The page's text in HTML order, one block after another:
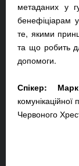
метаданих у
бенефіціарам
те, якими
та що робить
допомоги.
Спікер:
комунікаційної
Червоного